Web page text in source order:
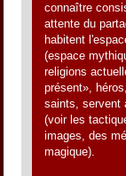
connaître
attente du
habitent
(espace
religions
présent»,
saints, servent
(voir les
images, des
magique).